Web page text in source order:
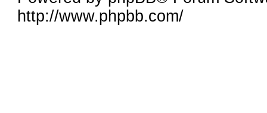
http://www.phpbb.com/